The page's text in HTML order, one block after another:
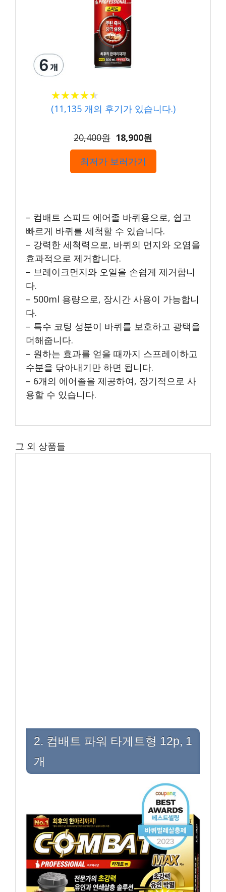
★★★★★
★★★★★
(11,135개의 후기가 있습니다.)
20,400원 18,900원
최저가 보러가기
– 컴배트 스피드 에어졸 바퀴용으로, 쉽고
빠르게 바퀴를 세척할 수 있습니다.
– 강력한 세척력으로, 바퀴의 먼지와 오염을
효과적으로 제거합니다.
– 브레이크먼지와 오일을 손쉽게 제거합니
다.
– 500ml 용량으로, 장시간 사용이 가능합니
다.
– 특수 코팅 성분이 바퀴를 보호하고 광택을
더해줍니다.
– 원하는 효과를 얻을 때까지 스프레이하고
수분을 닦아내기만 하면 됩니다.
– 6개의 에어졸을 제공하여, 장기적으로 사
용할 수 있습니다.
그 외 상품들
2. 컴배트 파워 타게트형 12p, 1
개